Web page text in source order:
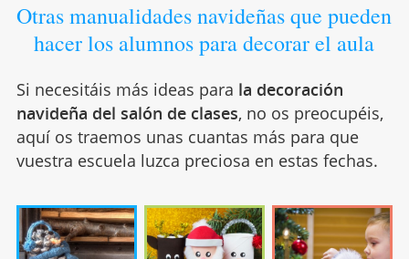
Otras manualidades navideñas que pueden
hacer los alumnos para decorar el aula
Si necesitáis más ideas para la decoración
navideña del salón de clases, no os preocupéis,
aquí os traemos unas cuantas más para que
vuestra escuela luzca preciosa en estas fechas.